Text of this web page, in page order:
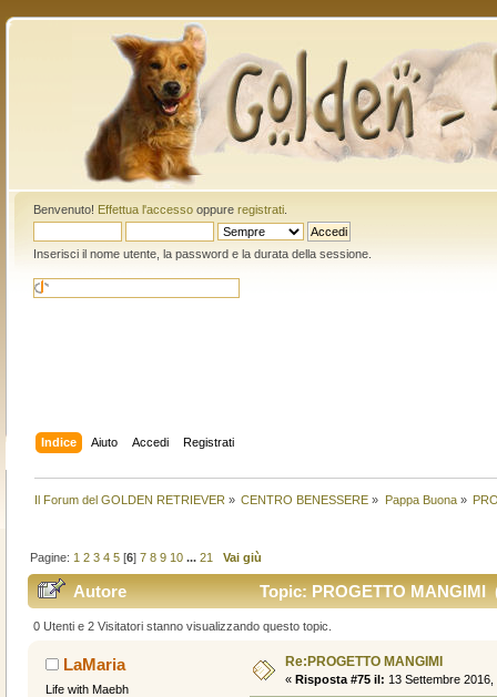
Benvenuto! Effettua l'accessooppure registrati.
Inserisci il nome utente, la password e la durata della sessione.
Indice Aiuto Accedi Registrati
Il Forum del GOLDEN RETRIEVER » CENTRO BENESSERE » Pappa Buona»
Pagine: 1 2 3 4 5 [6]7 8 9 10 ...21 Vai giù
Autore Topic: PROGETTO MANGIMI
0 Utenti e 2 Visitatori stanno visualizzando questo topic.
LaMaria
Life with Maebh
Re:PROGETTO MANGIMI
« Risposta #75 il: 13 Settembre 2016,